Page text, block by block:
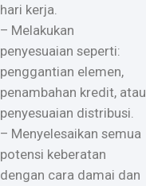
hari kerja.
– Melakukan
penyesuaian seperti:
penggantian elemen,
penambahan kredit, atau
penyesuaian distribusi.
– Menyelesaikan semua
potensi keberatan
dengan cara damai dan